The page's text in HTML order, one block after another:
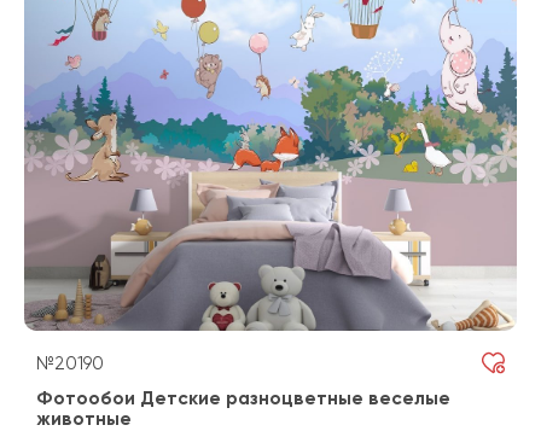
№20190
Фотообои Детские разноцветные веселые
животные